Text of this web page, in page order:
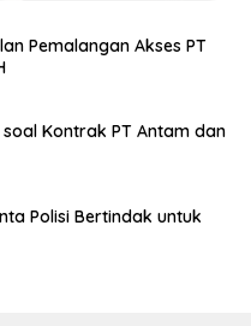
Pemalangan Akses PT
Kontrak PT Antam dan
Polisi Bertindak untuk